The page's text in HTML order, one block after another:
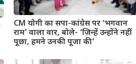
CM योगी का सपा-कांग्रेस पर ‘भगवान
राम’ वाला वार, बोले- ‘जिन्हें उन्होंने नहीं
पूछा, हमने उनकी पूजा की’